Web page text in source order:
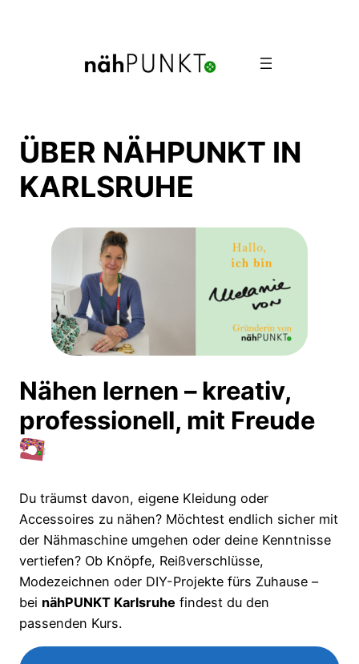
ÜBER NÄHPUNKT IN
KARLSRUHE
Nähen lernen – kreativ,
professionell, mit Freude
Du träumst davon, eigene Kleidung oder
Accessoires zu nähen? Möchtest endlich sicher mit
der Nähmaschine umgehen oder deine Kenntnisse
vertiefen? Ob Knöpfe, Reißverschlüsse,
Modezeichnen oder DIY-Projekte fürs Zuhause –
bei nähPUNKT Karlsruhe findest du den
passenden Kurs.